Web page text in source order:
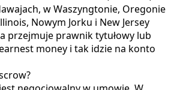
w Waszyngtonie, Oregonie
Nowym Jorku i New Jersey
przejmuje prawnik tytułowy lub
money i tak idzie na konto